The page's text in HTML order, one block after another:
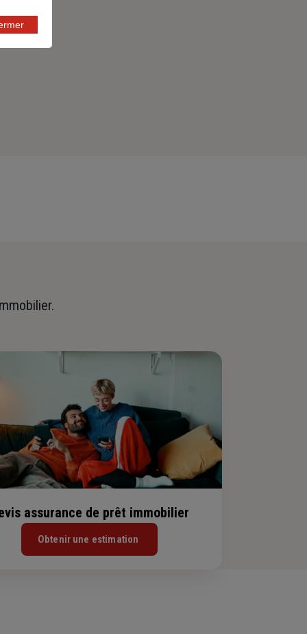
assurance de prêt immobilier
Obtenir une estimation